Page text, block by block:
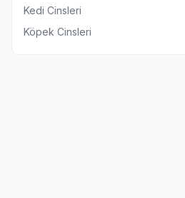
Kedi Cinsleri
Köpek Cinsleri